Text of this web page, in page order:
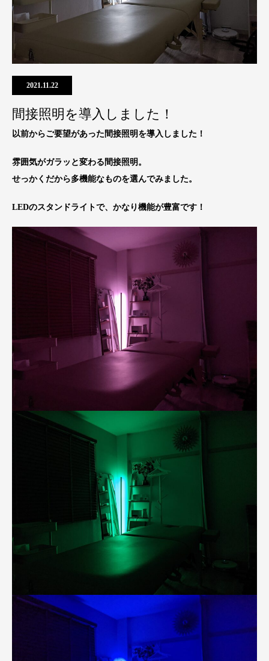
2021.11.22
間接照明を導入しました！
以前からご要望があった間接照明を導入しました！
雰囲気がガラッと変わる間接照明。
せっかくだから多機能なものを選んでみました。
LEDのスタンドライトで、かなり機能が豊富です！